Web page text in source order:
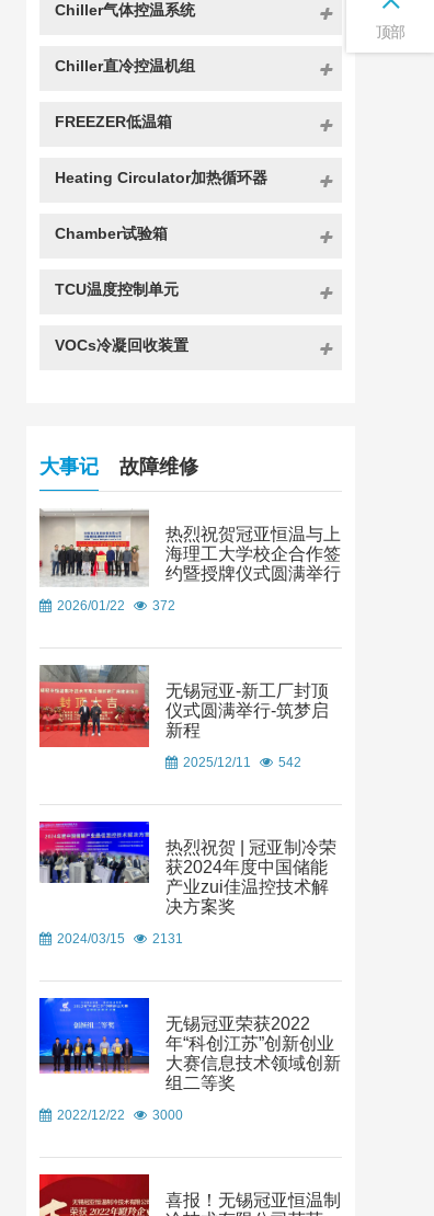
Chiller气体控温系统
Chiller直冷控温机组
FREEZER低温箱
Heating Circulator加热循环器
Chamber试验箱
TCU温度控制单元
VOCs冷凝回收装置
大事记 故障维修
热烈祝贺冠亚恒温与上
海理工大学校企合作签
约暨授牌仪式圆满举行
2026/01/22 372
无锡冠亚-新工厂封顶
仪式圆满举行-筑梦启
新程
2025/12/11 542
热烈祝贺 | 冠亚制冷荣
获2024年度中国储能
产业zui佳温控技术解
决方案奖
2024/03/15 2131
无锡冠亚荣获2022
年“科创江苏”创新创业
大赛信息技术领域创新
组二等奖
2022/12/22 3000
喜报！无锡冠亚恒温制
顶部